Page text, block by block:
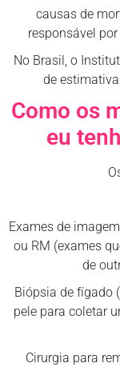
causas de
responsável
No Brasil, o
de
Como os
eu
Exames de
ou RM (exames
de
Biópsia de fígado
pele para coletar
Cirurgia para